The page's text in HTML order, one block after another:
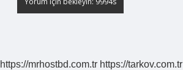
https://mrhostbd.com.tr https://tarkov.com.tr